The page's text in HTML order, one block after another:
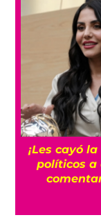
“Es
Biden se